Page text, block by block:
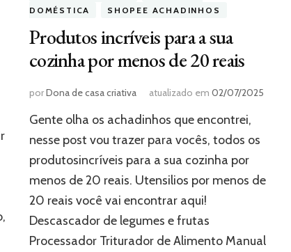
DOMÉSTICA
SHOPEE ACHADINHOS
Produtos incríveis para a sua
cozinha por menos de 20 reais
porDona de casa criativa atualizado em 02/07/2025
Gente olha os achadinhos que encontrei,
nesse post vou trazer para vocês, todos os
produtosincríveis para a sua cozinha por
menos de 20 reais. Utensilios por menos de
20 reais você vai encontrar aqui!
Descascador de legumes e frutas
Processador Triturador de Alimento Manual